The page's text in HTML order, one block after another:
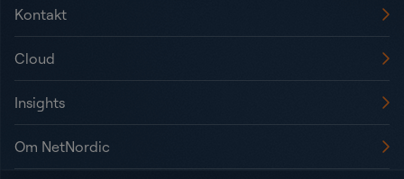
Kontakt
Cloud
Insights
Om NetNordic